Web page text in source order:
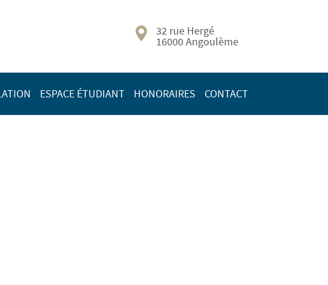
32 rue Hergé
16000 Angoulème
ESPACE ÉTUDIANT HONORAIRES CONTACT